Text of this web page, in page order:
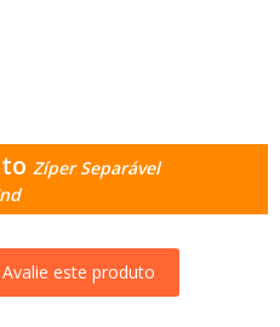
Zíper Separável
Avalie este produto